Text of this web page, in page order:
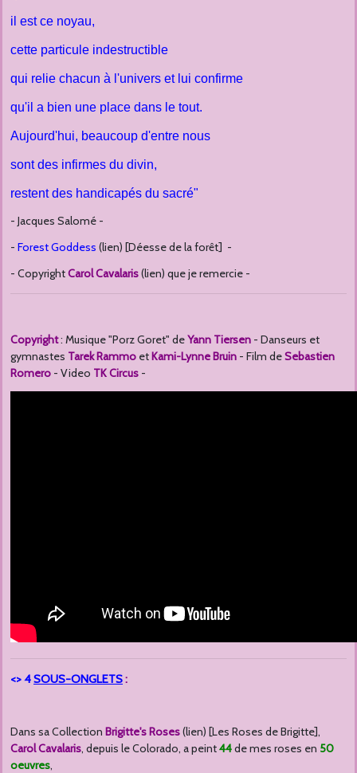
il est ce noyau,
cette particule indestructible
qui relie chacun à l'univers et lui confirme
qu'il a bien une place dans le tout.
Aujourd'hui, beaucoup d'entre nous
sont des infirmes du divin,
restent des handicapés du sacré"
- Jacques Salomé -
- Forest Goddess (lien) [Déesse de la forêt] -
- CopyrightCarol Cavalaris(lien) que je remercie -
Copyright: Musique "Porz Goret" deYann Tiersen - Danseurs et
gymnastes Tarek Rammo etKami-Lynne Bruin - Film deSebastien
Romero - Video TK Circus -
<> 4SOUS-ONGLETS:
Dans sa Collection Brigitte's Roses(lien) [Les Roses de Brigitte],
Carol Cavalaris, depuis le Colorado, a peint44de mes roses en 50
oeuvres,